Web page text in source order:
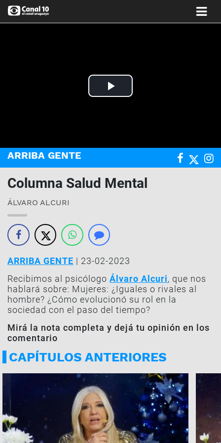
Play
ARRIBA GENTE
Columna Salud Mental
ÁLVARO ALCURI
ARRIBA GENTE | 23-02-2023
Recibimos al psicólogo Álvaro Alcuri, que nos
hablará sobre: Mujeres: ¿Iguales o rivales al
hombre? ¿Cómo evolucionó su rol en la
sociedad con el paso del tiempo?
Mirá la nota completa y dejá tu opinión en los
comentario
CAPÍTULOS ANTERIORES